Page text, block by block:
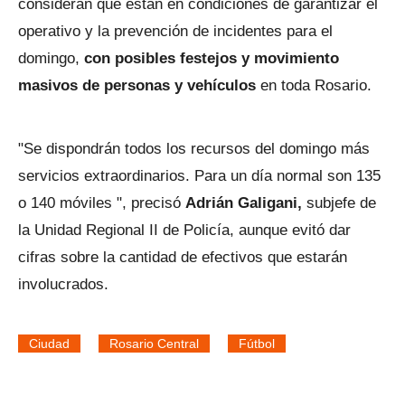
consideran que están en condiciones de garantizar el
operativo y la prevención de incidentes para el
domingo, con posibles festejos y movimiento
masivos de personas y vehículos en toda Rosario.
"Se dispondrán todos los recursos del domingo más
servicios extraordinarios. Para un día normal son 135
o 140 móviles ", precisó Adrián Galigani, subjefe de
la Unidad Regional II de Policía, aunque evitó dar
cifras sobre la cantidad de efectivos que estarán
involucrados.
Ciudad Rosario Central Fútbol